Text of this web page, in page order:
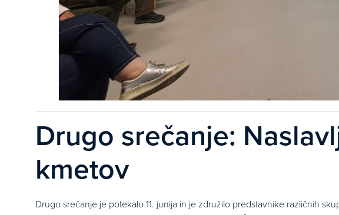
Drugo srečanje:
kmetov
Drugo srečanje je potekalo 11. junija in je združilo predstavnike različnih